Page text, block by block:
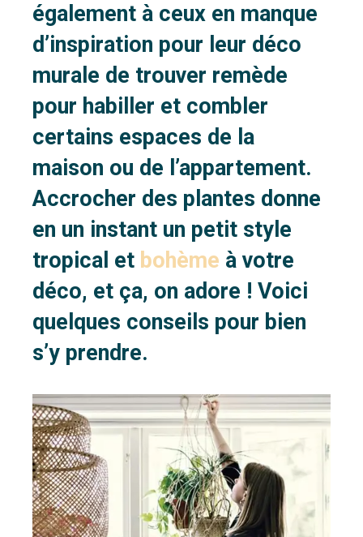
également à ceux en manque
d’inspiration pour leur déco
murale de trouver remède
pour habiller et combler
certains espaces de la
maison ou de l’appartement.
Accrocher des plantes donne
en un instant un petit style
tropical et bohème à votre
déco, et ça, on adore ! Voici
quelques conseils pour bien
s’y prendre.